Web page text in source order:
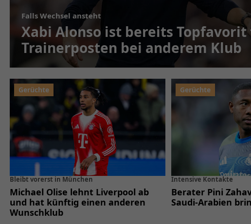
Falls Wechsel ansteht
Xabi Alonso ist bereits
Trainerposten bei anderem Klub
Bleibt vorerst in München
Michael Olise lehnt Liverpool ab
und hat künftig einen anderen
Wunschklub
Intensive Kontakte
Berater Pini
Saudi-Arabien